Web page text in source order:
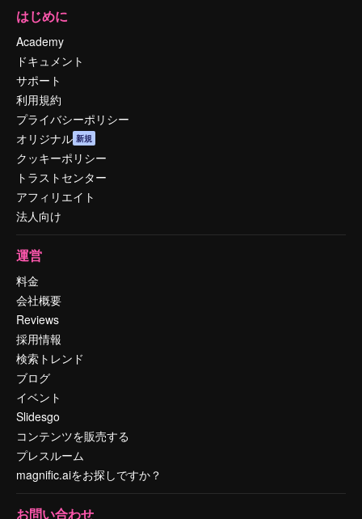
はじめに
Academy
ドキュメント
サポート
利用規約
プライバシーポリシー
オリジナル 新規
クッキーポリシー
トラストセンター
アフィリエイト
法人向け
運営
料金
会社概要
Reviews
採用情報
検索トレンド
ブログ
イベント
Slidesgo
コンテンツを販売する
プレスルーム
magnific.aiをお探しですか？
お問い合わせ